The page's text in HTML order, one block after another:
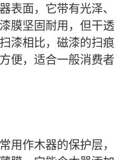
表面，它带有光泽、
膜坚固耐用，但干透
漆相比，磁漆的扫痕
便，适合一般消费者
用作木器的保护层，